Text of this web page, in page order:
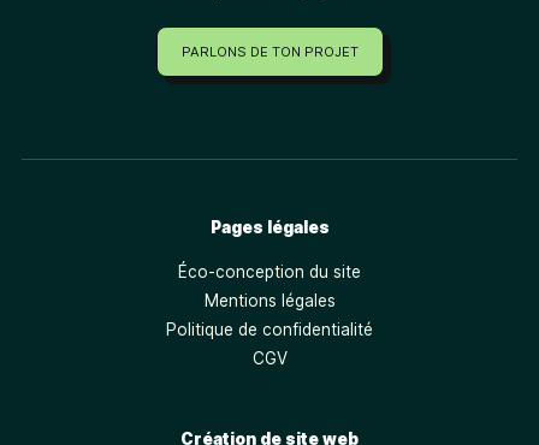
PARLONS DE TON PROJET
Pages légales
Éco-conception du site
Mentions légales
Politique de confidentialité
CGV
Création de site web